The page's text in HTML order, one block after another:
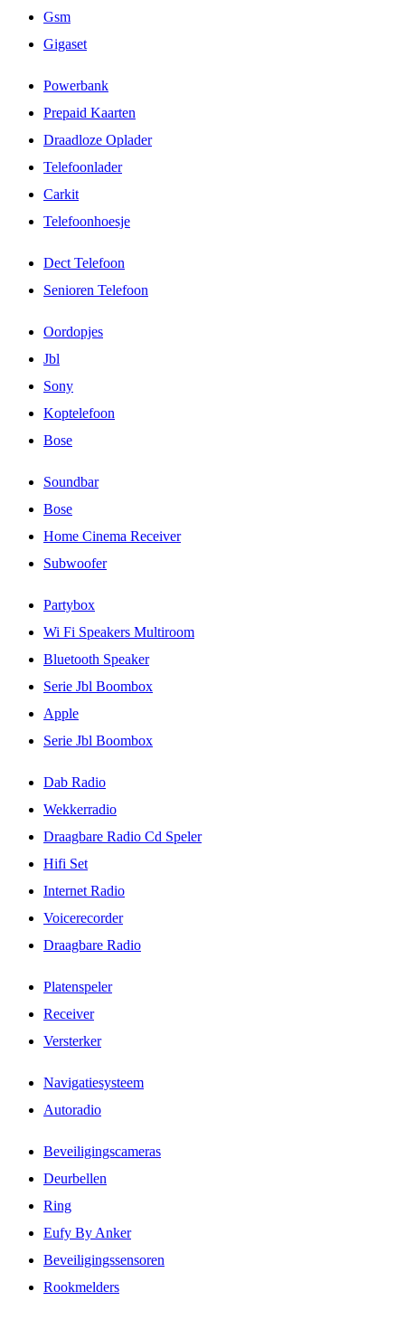
Gsm
Gigaset
Powerbank
Prepaid Kaarten
Draadloze Oplader
Telefoonlader
Carkit
Telefoonhoesje
Dect Telefoon
Senioren Telefoon
Oordopjes
Jbl
Sony
Koptelefoon
Bose
Soundbar
Bose
Home Cinema Receiver
Subwoofer
Partybox
Wi Fi Speakers Multiroom
Bluetooth Speaker
Serie Jbl Boombox
Apple
Serie Jbl Boombox
Dab Radio
Wekkerradio
Draagbare Radio Cd Speler
Hifi Set
Internet Radio
Voicerecorder
Draagbare Radio
Platenspeler
Receiver
Versterker
Navigatiesysteem
Autoradio
Beveiligingscameras
Deurbellen
Ring
Eufy By Anker
Beveiligingssensoren
Rookmelders